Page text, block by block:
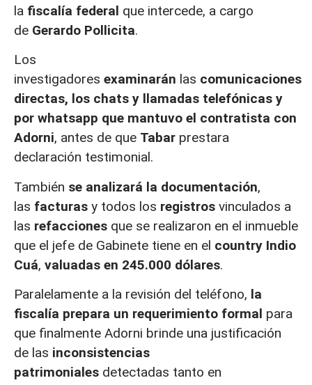
la fiscalía federal que intercede, a cargo
de Gerardo Pollicita.
Los
investigadores examinarán las comunicaciones
directas, los chats y llamadas telefónicas y
por whatsapp que mantuvo el contratista con
Adorni, antes de que Tabar prestara
declaración testimonial.
También se analizará la documentación,
las facturas y todos los registros vinculados a
las refacciones que se realizaron en el inmueble
que el jefe de Gabinete tiene en el country Indio
Cuá, valuadas en 245.000 dólares.
Paralelamente a la revisión del teléfono, la
fiscalía prepara un requerimiento formal para
que finalmente Adorni brinde una justificación
de las inconsistencias
patrimoniales detectadas tanto en